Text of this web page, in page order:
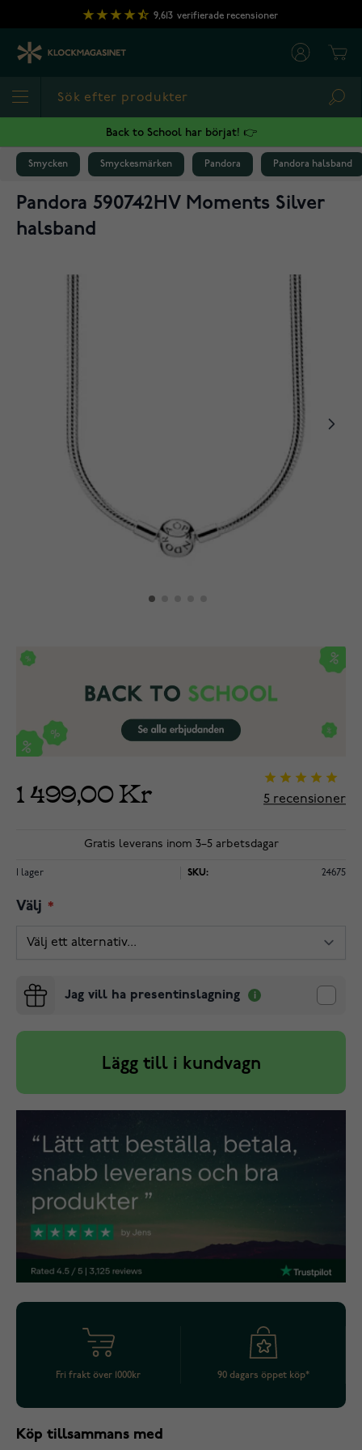
Hoppa till innehållet
9,613 verifierade recensioner
Back to School har börjat! 👉
Smycken Smyckesmärken Pandora Pandora halsband
Pandora 590742HV Moments Silver
halsband
1 499,00 Kr 5 recensioner
Gratis leverans inom 3–5 arbetsdagar
I lager SKU: 24675
Välj
Jag vill ha presentinslagning
Lägg till i kundvagn
Fri frakt över 1000kr 90 dagars öppet köp*
Köp tillsammans med